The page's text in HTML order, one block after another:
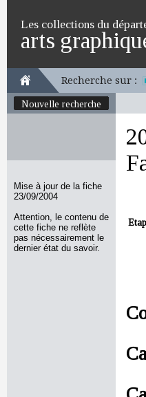
Les collections du
arts
Recherche sur :
Nouvelle recherche
Mise à jour de la fiche
23/09/2004
Attention, le contenu de
cette fiche ne reflète
pas nécessairement le
dernier état du savoir.